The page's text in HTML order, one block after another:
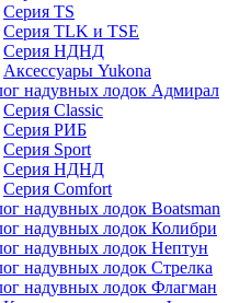
Серия TS
Серия TLK и TSE
Серия НДНД
Аксессуары Yukona
надувных лодок Адмирал
Серия Classic
Серия РИБ
Серия Sport
Серия НДНД
Серия Comfort
надувных лодок Boatsman
надувных лодок Колибри
надувных лодок Нептун
надувных лодок Стрелка
надувных лодок Флагман